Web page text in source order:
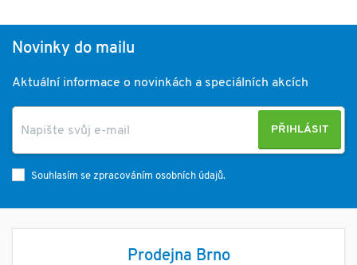
Novinky do mailu
Aktuální informace o novinkách a speciálních akcích
PŘIHLÁSIT
Souhlasím se zpracováním osobních údajů.
Prodejna Brno